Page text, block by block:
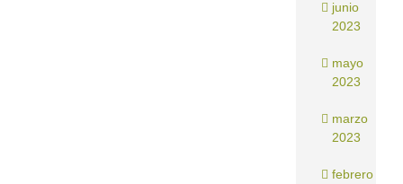
junio
2023
mayo
2023
marzo
2023
febrero